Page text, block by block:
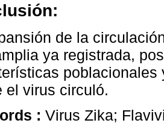
de la
ya registrada,
el virus circuló.
: Virus Zika;